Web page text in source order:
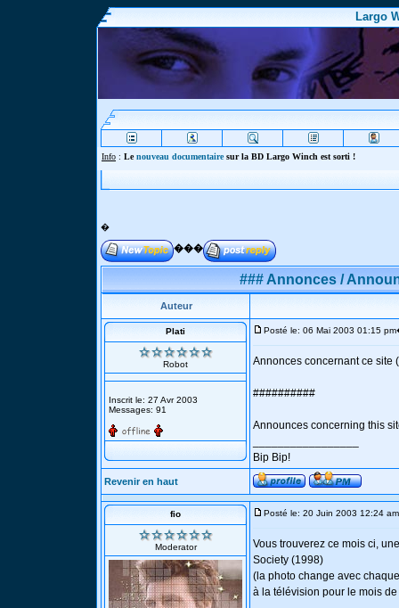
Largo
Info : Lenouveau documentairesur la BD Largo Winch est sorti !
�
���
### Annonces /
Auteur
Plati
Robot
Inscrit le: 27 Avr 2003
Messages: 91
Posté le: 06 Mai 2003 01:15 pm
Annonces concernant ce site
##########
Announces concerning this
Bip Bip!
Revenir en haut
fio
Moderator
Posté le: 20 Juin 2003 12:24 am
Vous trouverez ce mois ci,
Society (1998)
(la photo change avec
à la télévision pour le mois